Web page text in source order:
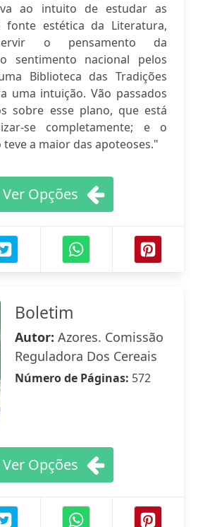
ao intuito de estudar as
fonte estética da Literatura,
o pensamento da
sentimento nacional pelos
Biblioteca das Tradições
uma intuição. Vão passados
sobre esse plano, que está
se completamente; e o
a maior das apoteoses."
Ver Opções
Boletim
Autor: Azores. Comissão
Reguladora Dos Cereais
Número de Páginas: 572
Ver Opções